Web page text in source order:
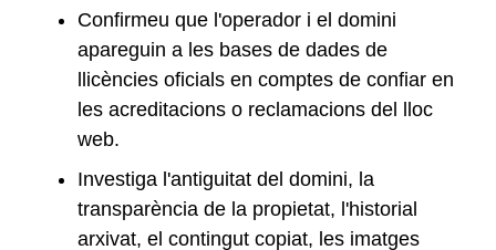
Confirmeu que l'operador i el domini
apareguin a les bases de dades de
llicències oficials en comptes de confiar en
les acreditacions o reclamacions del lloc
web.
Investiga l'antiguitat del domini, la
transparència de la propietat, l'historial
arxivat, el contingut copiat, les imatges